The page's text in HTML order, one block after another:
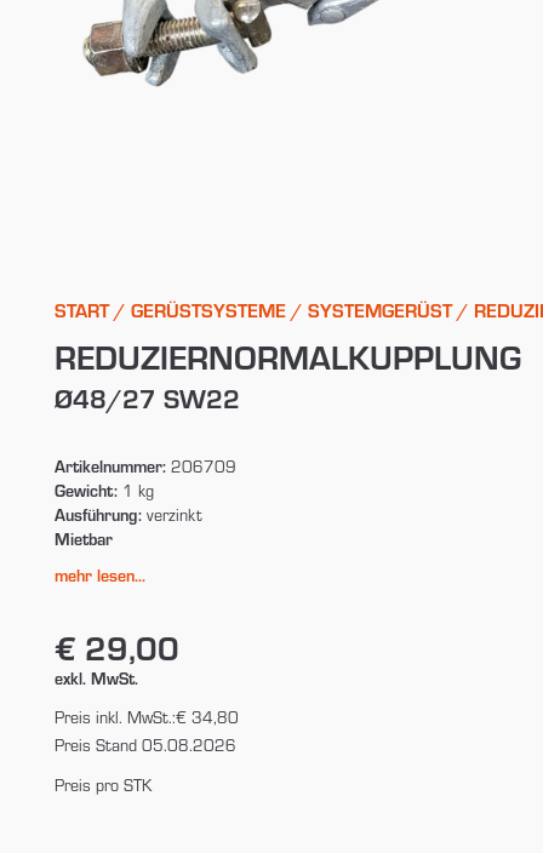
START/ GERÜSTSYSTEME/ SYSTEMGERÜST/
REDUZIERNORMALKUPPLUNG
Ø48/27 SW22
Artikelnummer:206709
Gewicht:1 kg
Ausführung:verzinkt
Mietbar
mehr lesen...
€ 29,00
exkl. MwSt.
Preis inkl. MwSt.:€ 34,80
Preis Stand 05.08.2026
Preis pro STK